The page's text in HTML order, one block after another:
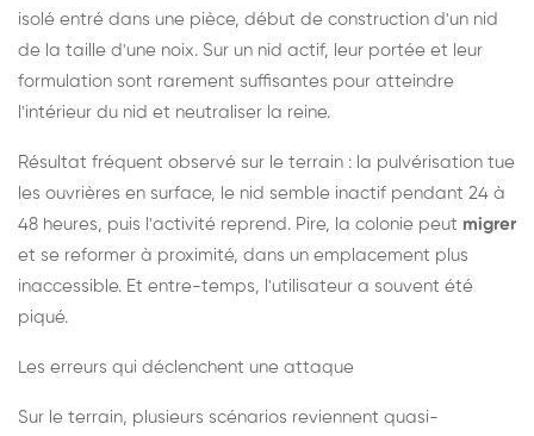
isolé entré dans une pièce, début de construction d'un nid
de la taille d'une noix. Sur un nid actif, leur portée et leur
formulation sont rarement suffisantes pour atteindre
l'intérieur du nid et neutraliser la reine.
Résultat fréquent observé sur le terrain : la pulvérisation tue
les ouvrières en surface, le nid semble inactif pendant 24 à
48 heures, puis l'activité reprend. Pire, la colonie peut migrer
et se reformer à proximité, dans un emplacement plus
inaccessible. Et entre-temps, l'utilisateur a souvent été
piqué.
Les erreurs qui déclenchent une attaque
Sur le terrain, plusieurs scénarios reviennent quasi-